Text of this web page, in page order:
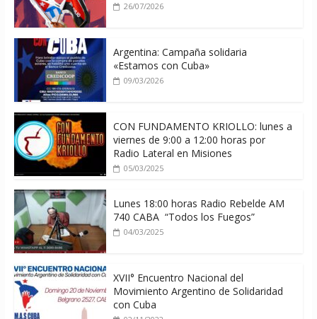
26/07/2026
Argentina: Campaña solidaria
«Estamos con Cuba»
09/03/2026
CON FUNDAMENTO KRIOLLO: lunes a
viernes de 9:00 a 12:00 horas por
Radio Lateral en Misiones
05/03/2025
Lunes 18:00 horas Radio Rebelde AM
740 CABA “Todos los Fuegos”
04/03/2025
XVII° Encuentro Nacional del
Movimiento Argentino de Solidaridad
con Cuba